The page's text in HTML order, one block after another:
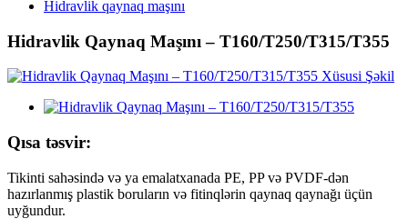
Hidravlik qaynaq maşını
Hidravlik Qaynaq Maşını – T160/T250/T315/T355
Qısa təsvir:
Tikinti sahəsində və ya emalatxanada PE, PP və PVDF-dən
hazırlanmış plastik boruların və fitinqlərin qaynaq qaynağı üçün
uyğundur.